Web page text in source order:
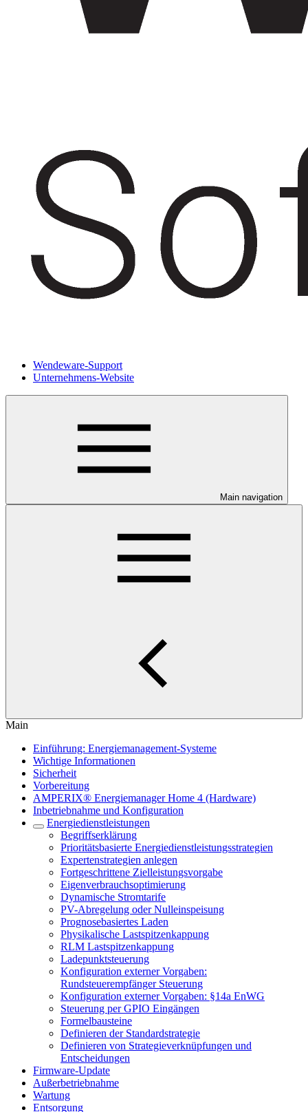
Wendeware-Support
Unternehmens-Website
Main navigation
Main
Einführung: Energiemanagement-Systeme
Wichtige Informationen
Sicherheit
Vorbereitung
AMPERIX® Energiemanager Home 4 (Hardware)
Inbetriebnahme und Konfiguration
Energiedienstleistungen
Begriffserklärung
Prioritätsbasierte Energiedienstleistungsstrategien
Expertenstrategien anlegen
Fortgeschrittene Zielleistungsvorgabe
Eigenverbrauchsoptimierung
Dynamische Stromtarife
PV-Abregelung oder Nulleinspeisung
Prognosebasiertes Laden
Physikalische Lastspitzenkappung
RLM Lastspitzenkappung
Ladepunktsteuerung
Konfiguration externer Vorgaben:
Rundsteuerempfänger Steuerung
Konfiguration externer Vorgaben: §14a EnWG
Steuerung per GPIO Eingängen
Formelbausteine
Definieren der Standardstrategie
Definieren von Strategieverknüpfungen und
Entscheidungen
Firmware-Update
Außerbetriebnahme
Wartung
Entsorgung